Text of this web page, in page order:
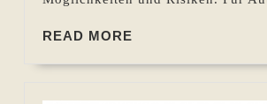
READ MORE